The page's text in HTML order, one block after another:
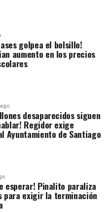
golpea el bolsillo!
aumento en los precios
desaparecidos siguen
Regidor exige
Ayuntamiento de Santiago
esperar! Pinalito paraliza
para exigir la terminación